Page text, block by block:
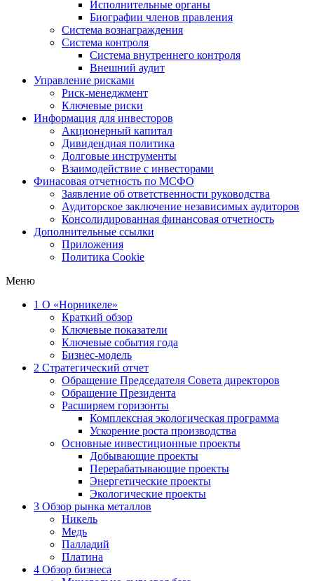
Исполнительные органы
Биографии членов правления
Система вознаграждения
Система контроля
Система внутреннего контроля
Внешний аудит
Управление рисками
Риск-менеджмент
Ключевые риски
Информация для инвесторов
Акционерный капитал
Дивидендная политика
Долговые инструменты
Взаимодействие с инвеcторами
Финасовая отчетность по МСФО
Заявление об ответственности руководства
Аудиторское заключение независимых аудиторов
Консолидированная финансовая отчетность
Дополнительные ссылки
Приложения
Политика Cookie
Меню
1 О «Норникеле»
Краткий обзор
Ключевые показатели
Ключевые события года
Бизнес-модель
2 Стратегический отчет
Обращение Председателя Совета директоров
Обращение Президента
Расширяем горизонты
Комплексная экологическая программа
Ускорение роста производства
Основные инвестиционные проекты
Добывающие проекты
Перерабатывающие проекты
Энергетические проекты
Экологические проекты
3 Обзор рынка металлов
Никель
Медь
Палладий
Платина
4 Обзор бизнеса